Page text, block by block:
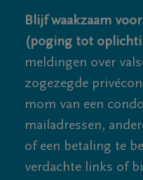
Blijf waakzaam
(poging tot
meldingen over
zogezegde
mom van een
mailadressen,
of een betaling te
verdachte links of